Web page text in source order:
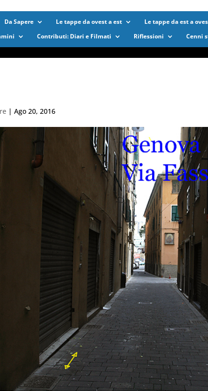
Da Sapere Le tappe da ovest a est Le tappe da est a
Contributi: Diari e Filmati Riflessioni Cenni
| Ago 20, 2016